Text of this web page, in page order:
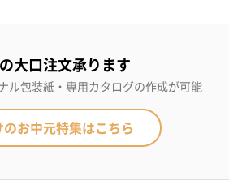
大口注文承ります
ル包装紙・専用カタログの作成が可能
お中元特集はこちら